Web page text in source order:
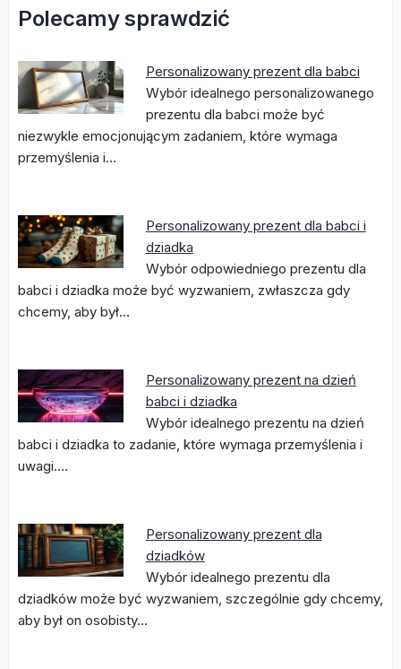
Polecamy sprawdzić
Personalizowany prezent dla babci
Wybór idealnego personalizowanego
prezentu dla babci może być
niezwykle emocjonującym zadaniem, które wymaga
przemyślenia i…
Personalizowany prezent dla babci i
dziadka
Wybór odpowiedniego prezentu dla
babci i dziadka może być wyzwaniem, zwłaszcza gdy
chcemy, aby był…
Personalizowany prezent na dzień
babci i dziadka
Wybór idealnego prezentu na dzień
babci i dziadka to zadanie, które wymaga przemyślenia i
uwagi.…
Personalizowany prezent dla
dziadków
Wybór idealnego prezentu dla
dziadków może być wyzwaniem, szczególnie gdy chcemy,
aby był on osobisty…